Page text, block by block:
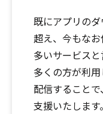
既にアプリの
超え、今もな
多いサービスと
多くの方が利
配信すること
支援いたします。